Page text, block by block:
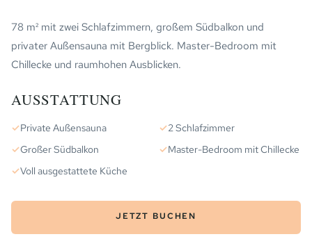
78 m² mit zwei Schlafzimmern, großem Südbalkon und
privater Außensauna mit Bergblick. Master-Bedroom mit
Chillecke und raumhohen Ausblicken.
AUSSTATTUNG
✓Private Außensauna ✓2 Schlafzimmer
✓Großer Südbalkon ✓Master-Bedroom mit Chillecke
✓Voll ausgestattete Küche
JETZT BUCHEN